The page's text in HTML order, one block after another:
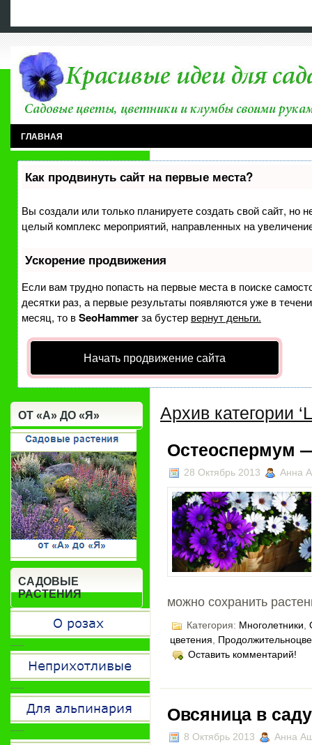
ГЛАВНАЯ
САДОВЫЕ ЦВЕТЫ
МНОГОЛЕТНИКИ
ОДНОЛЕТНИКИ
ДЕРЕВЬЯ В ДИЗАЙНЕ САДА
ЦВЕТНИКИ И ИДЕИ ВИДЫ И СТИЛИ
ИДЕИ ДЛЯ
ФИТОДИЗАЙН ПОДПИСКА АРХИВ
Как продвинуть сайт на первые места?
Вы создали или только планируете создать свой сайт, но
целый комплекс мероприятий, направленных на
Ускорение продвижения
Если вам трудно попасть на первые места в поиске
десятки раз, а первые результаты появляются уже в
месяц, то вSeoHammerза бустер вернут деньги.
Начать продвижение сайта
ОТ «А» ДО «Я»
САДОВЫЕ
РАСТЕНИЯ
-----
-----
-----
Архив категории
Остеоспермум
28 Октябрь 2013 Анна
можно сохранить
Категория: Многолетники,
цветения,
Оставить комментарий!
Овсяница в саду
8 Октябрь 2013 Анна